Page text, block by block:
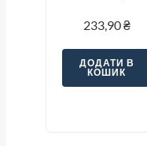
233,90₴
ДОДАТИ В
КОШИК